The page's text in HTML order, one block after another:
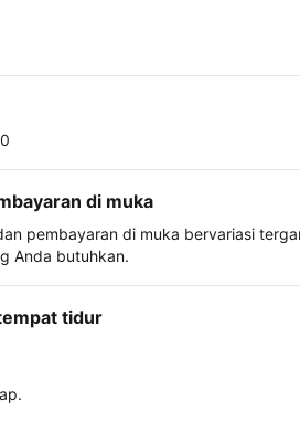
di muka
pembayaran di muka bervariasi
Anda butuhkan.
tidur